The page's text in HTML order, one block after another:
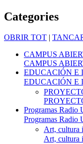
Categories
OBRIR TOT |
CAMPUS
CAMPUS
EDUCACIÓN E
EDUCACIÓN E
Programas Radio
Programas Radio
Art, cultura
Art, cultura